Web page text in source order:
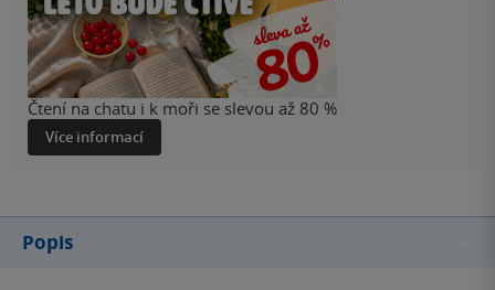
Čtení na chatu i k moři se slevou až 80 %
Více informací
Popis